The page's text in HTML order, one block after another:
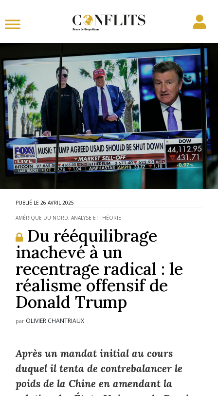
26 AVRIL 2025
AMÉRIQUE DU NORD,ANALYSE ET THÉORIE
Du rééquilibrage
inachevé à un
recentrage radical : le
réalisme offensif de
Donald Trump
par OLIVIER CHANTRIAUX
Après un mandat initial au cours
duquel il tenta de contrebalancer le
poids de la Chine en amendant la